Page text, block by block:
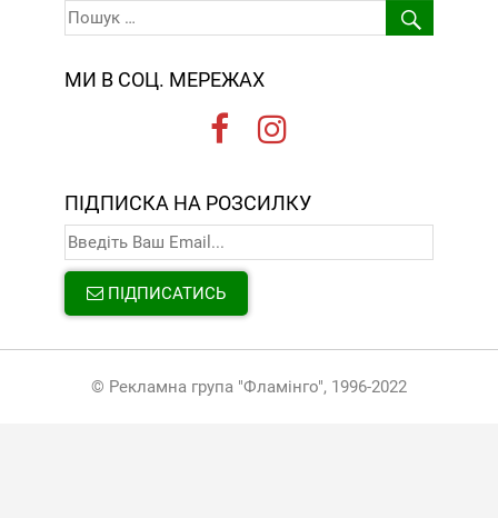
МИ В СОЦ. МЕРЕЖАХ
ПІДПИСКА НА РОЗСИЛКУ
ПІДПИСАТИСЬ
© Рекламна група "Фламінго", 1996-2022